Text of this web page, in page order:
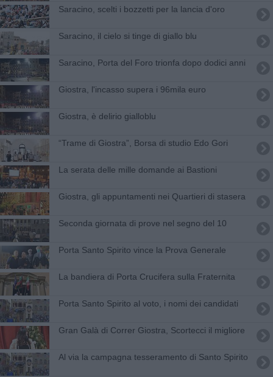
Saracino, scelti i bozzetti per la lancia d'oro
Saracino, il cielo si tinge di giallo blu
Saracino, Porta del Foro trionfa dopo dodici anni
Giostra, l'incasso supera i 96mila euro
Giostra, è delirio gialloblu
“Trame di Giostra”, Borsa di studio Edo Gori
La serata delle mille domande ai Bastioni
Giostra, gli appuntamenti nei Quartieri di stasera
Seconda giornata di prove nel segno del 10
Porta Santo Spirito vince la Prova Generale
​La bandiera di Porta Crucifera sulla Fraternita
Porta Santo Spirito al voto, i nomi dei candidati
Gran Galà di Correr Giostra, Scortecci il migliore
Al via la campagna tesseramento di Santo Spirito